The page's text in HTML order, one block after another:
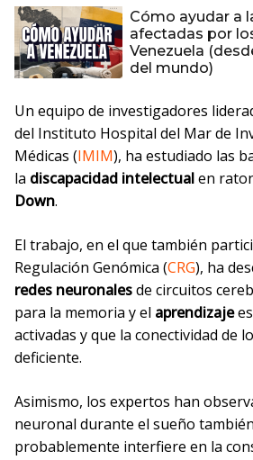
Cómo ayudar a
afectadas por
Venezuela
del mundo)
Un equipo de investigadores
del Instituto Hospital del Mar de
Médicas (IMIM), ha estudiado las
la discapacidad intelectualen
Down.
El trabajo, en el que también
Regulación Genómica (CRG), ha
redes neuronalesde circuitos
para la memoria y el aprendizaje
activadas y que la conectividad de
deficiente.
Asimismo, los expertos han
neuronal durante el sueño
probablemente interfiere en la